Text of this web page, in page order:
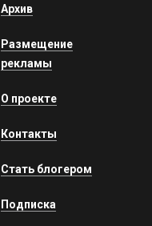
Архив
Размещение
рекламы
О проекте
Контакты
Стать блогером
Подписка